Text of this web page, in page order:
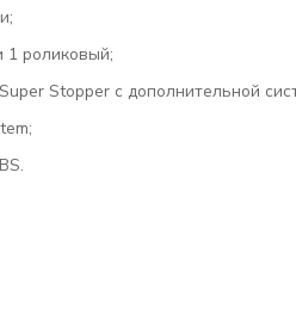
1 роликовый;
Stopper с дополнительной